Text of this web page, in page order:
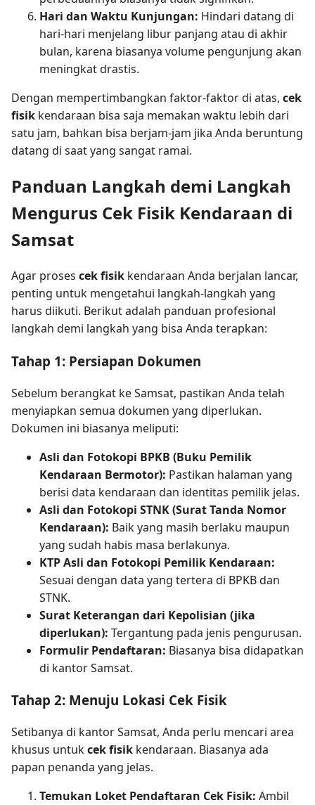
Hari dan Waktu Kunjungan: Hindari datang di
hari-hari menjelang libur panjang atau di akhir
bulan, karena biasanya volume pengunjung akan
meningkat drastis.
Dengan mempertimbangkan faktor-faktor di atas, cek
fisik kendaraan bisa saja memakan waktu lebih dari
satu jam, bahkan bisa berjam-jam jika Anda beruntung
datang di saat yang sangat ramai.
Panduan Langkah demi Langkah
Mengurus Cek Fisik Kendaraan di
Samsat
Agar proses cek fisik kendaraan Anda berjalan lancar,
penting untuk mengetahui langkah-langkah yang
harus diikuti. Berikut adalah panduan profesional
langkah demi langkah yang bisa Anda terapkan:
Tahap 1: Persiapan Dokumen
Sebelum berangkat ke Samsat, pastikan Anda telah
menyiapkan semua dokumen yang diperlukan.
Dokumen ini biasanya meliputi:
Asli dan Fotokopi BPKB (Buku Pemilik
Kendaraan Bermotor): Pastikan halaman yang
berisi data kendaraan dan identitas pemilik jelas.
Asli dan Fotokopi STNK (Surat Tanda Nomor
Kendaraan): Baik yang masih berlaku maupun
yang sudah habis masa berlakunya.
KTP Asli dan Fotokopi Pemilik Kendaraan:
Sesuai dengan data yang tertera di BPKB dan
STNK.
Surat Keterangan dari Kepolisian (jika
diperlukan): Tergantung pada jenis pengurusan.
Formulir Pendaftaran: Biasanya bisa didapatkan
di kantor Samsat.
Tahap 2: Menuju Lokasi Cek Fisik
Setibanya di kantor Samsat, Anda perlu mencari area
khusus untukcek fisik kendaraan. Biasanya ada
papan penanda yang jelas.
Temukan Loket Pendaftaran Cek Fisik: Ambil